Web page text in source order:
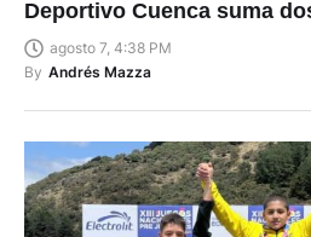
agosto 7, 4:38 PM
By Andrés Mazza